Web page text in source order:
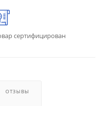
сертифицирован
ОТЗЫВЫ